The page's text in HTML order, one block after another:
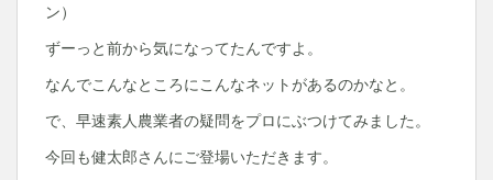
ン）
ずーっと前から気になってたんですよ。
なんでこんなところにこんなネットがあるのかなと。
で、早速素人農業者の疑問をプロにぶつけてみました。
今回も健太郎さんにご登場いただきます。